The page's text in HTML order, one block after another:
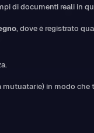
di documenti reali in
, dove è registrato
in modo che